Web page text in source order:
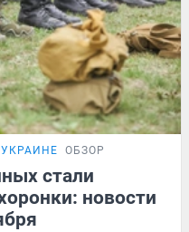
ОБЗОР
стали
новости